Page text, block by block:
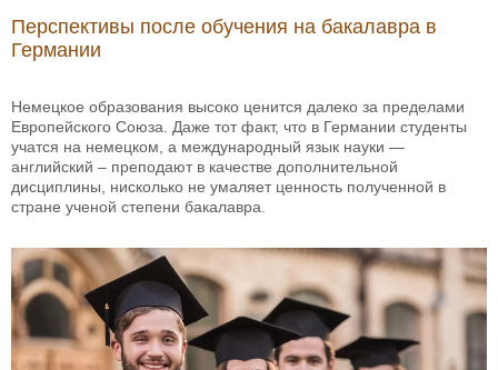
Перспективы после обучения на бакалавра в
Германии
Немецкое образования высоко ценится далеко за пределами
Европейского Союза. Даже тот факт, что в Германии студенты
учатся на немецком, а международный язык науки —
английский – преподают в качестве дополнительной
дисциплины, нисколько не умаляет ценность полученной в
стране ученой степени бакалавра.